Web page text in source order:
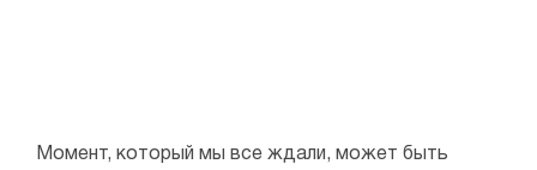
Момент, который мы все ждали, может быть